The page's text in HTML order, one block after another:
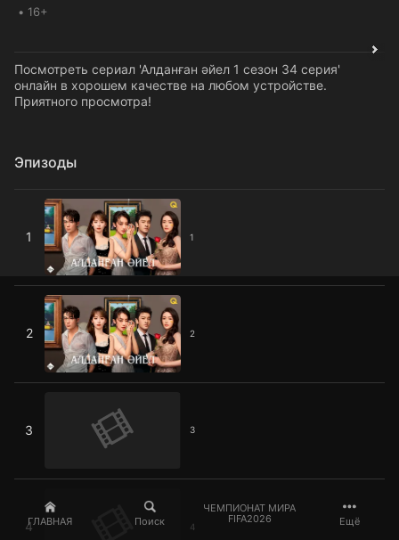
ГЛАВНАЯ Поиск
ЧЕМПИОНАТ МИРА
FIFA2026
Ещё
16+
Посмотреть сериал 'Алданған әйел 1 сезон 34 серия'
онлайн в хорошем качестве на любом устройстве.
Приятного просмотра!
Эпизоды
1 1
2 2
3 3
4 4